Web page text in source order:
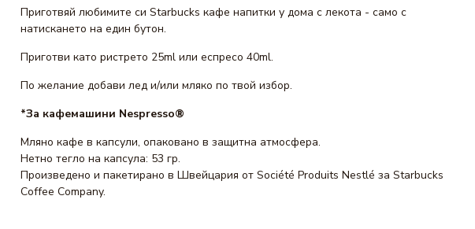
Приготвяй любимите си Starbucks кафе напитки у дома с лекота - само с
натискането на един бутон.
Приготви като ристрето 25ml или еспресо 40ml.
По желание добави лед и/или мляко по твой избор.
*За кафемашини Nespresso®
Мляно кафе в капсули, опаковано в защитна атмосфера.
Нетно тегло на капсула: 53 гр.
Произведено и пакетирано в Швейцария от Société Produits Nestlé за Starbucks
Coffee Company.